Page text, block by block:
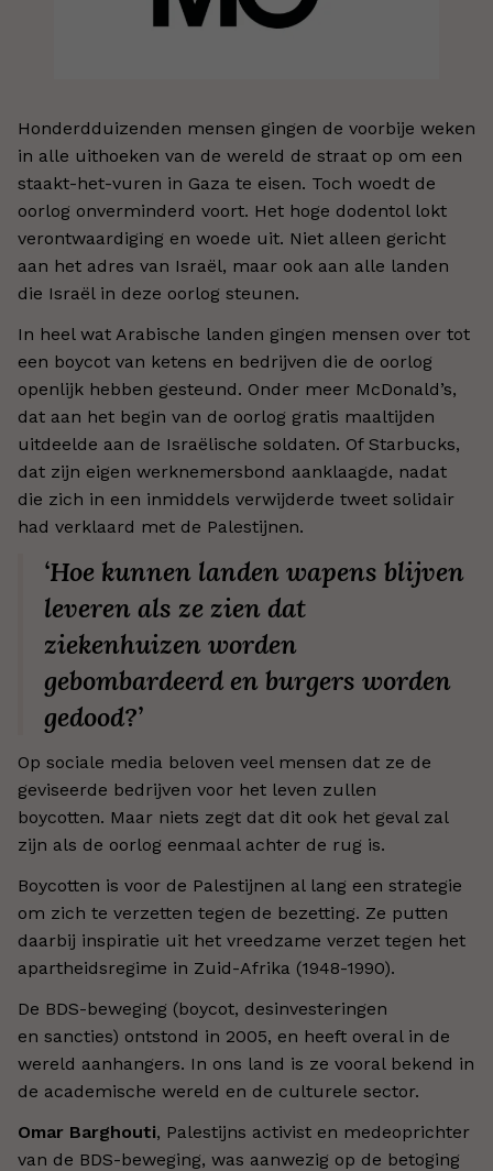
Honderdduizenden mensen gingen de voorbije weken
in alle uithoeken van de wereld de straat op om een
staakt-het-vuren in Gaza te eisen. Toch woedt de
oorlog onverminderd voort. Het hoge dodentol lokt
verontwaardiging en woede uit. Niet alleen gericht
aan het adres van Israël, maar ook aan alle landen
die Israël in deze oorlog steunen.
In heel wat Arabische landen gingen mensen over tot
een boycot van ketens en bedrijven die de oorlog
openlijk hebben gesteund. Onder meer McDonald’s,
dat aan het begin van de oorlog gratis maaltijden
uitdeelde aan de Israëlische soldaten. Of Starbucks,
dat zijn eigen werknemersbond aanklaagde, nadat
die zich in een inmiddels verwijderde tweet solidair
had verklaard met de Palestijnen.
‘Hoe kunnen landen wapens blijven
leveren als ze zien dat
ziekenhuizen worden
gebombardeerd en burgers worden
gedood?’
Op sociale media beloven veel mensen dat ze de
geviseerde bedrijven voor het leven zullen
boycotten. Maar niets zegt dat dit ook het geval zal
zijn als de oorlog eenmaal achter de rug is.
Boycotten is voor de Palestijnen al lang een strategie
om zich te verzetten tegen de bezetting. Ze putten
daarbij inspiratie uit het vreedzame verzet tegen het
apartheidsregime in Zuid-Afrika (1948-1990).
De BDS-beweging (boycot, desinvesteringen
en sancties) ontstond in 2005, en heeft overal in de
wereld aanhangers. In ons land is ze vooral bekend in
de academische wereld en de culturele sector.
Omar Barghouti, Palestijns activist en medeoprichter
van de BDS-beweging, was aanwezig op de betoging